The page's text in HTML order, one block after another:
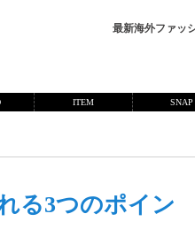
最新海外ファッ
ITEM SNAP
る3つのポイン